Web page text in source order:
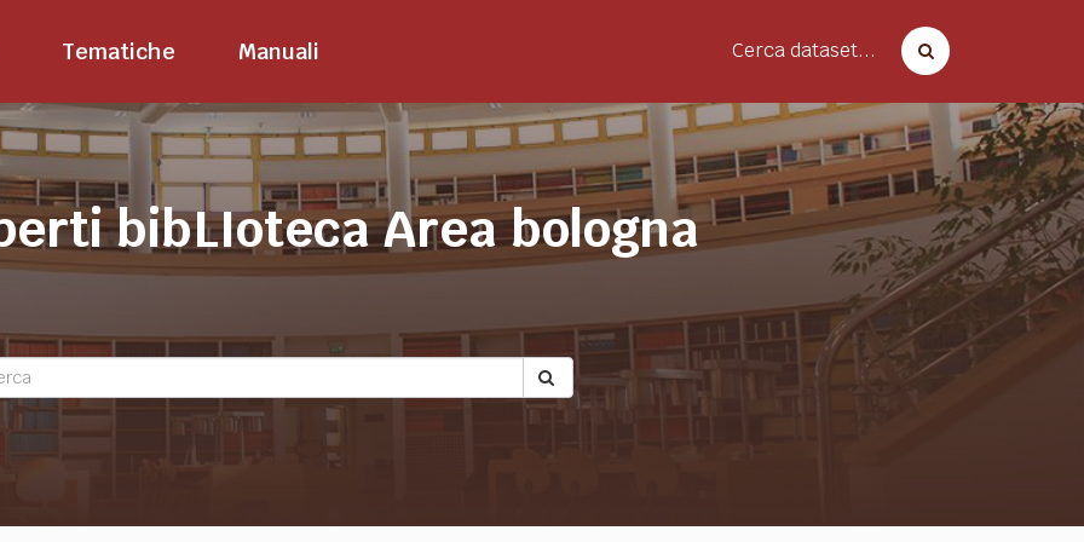
Tematiche Manuali Cerca dataset...
bibLIoteca Area bologna